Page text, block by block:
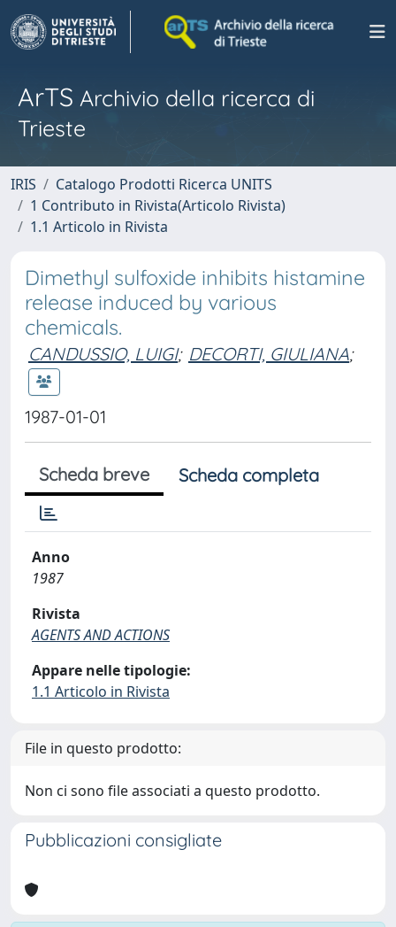
ArTS Archivio della ricerca di
Trieste
IRIS
Catalogo Prodotti Ricerca UNITS
1 Contributo in Rivista(Articolo Rivista)
1.1 Articolo in Rivista
Dimethyl sulfoxide inhibits histamine
release induced by various
chemicals.
CANDUSSIO, LUIGI; DECORTI, GIULIANA;
1987-01-01
Scheda breve Scheda completa
Anno
1987
Rivista
AGENTS AND ACTIONS
Appare nelle tipologie:
1.1 Articolo in Rivista
File in questo prodotto:
Non ci sono file associati a questo prodotto.
Pubblicazioni consigliate